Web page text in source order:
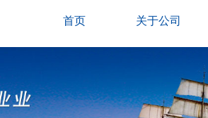
首页 关于公司